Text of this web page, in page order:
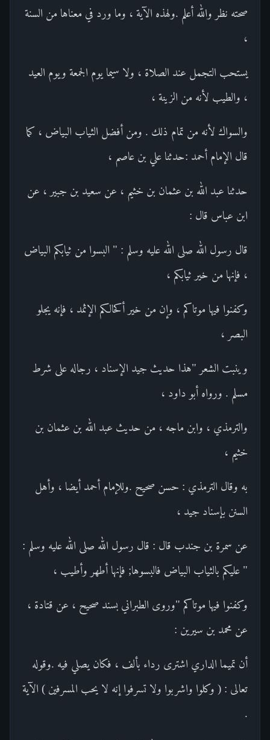
صحته نظر والله أعلم .ولهذه الآية ، وما ورد في معناها من السنة
،
يستحب التجمل عند الصلاة ، ولا سيما يوم الجمعة ويوم العيد
، والطيب لأنه من الزينة ،
والسواك لأنه من تمام ذلك . ومن أفضل الثياب البياض ، كما
قال الإمام أحمد :حدثنا علي بن عاصم ،
حدثنا عبد الله بن عثمان بن خثيم ، عن سعيد بن جبير ، عن
ابن عباس قال :
قال رسول الله صلى الله عليه وسلم : " البسوا من ثيابكم البياض
، فإنها من خير ثيابكم ،
وكفنوا فيها موتاكم ، وإن من خير أكحالكم الإثمد ، فإنه يجلو
البصر ،
وينبت الشعر "هذا حديث جيد الإسناد ، رجاله على شرط
مسلم . ورواه أبو داود ،
والترمذي ، وابن ماجه ، من حديث عبد الله بن عثمان بن
خثيم ،
به وقال الترمذي : حسن صحيح .وللإمام أحمد أيضا ، وأهل
السنن بإسناد جيد ،
عن سمرة بن جندب قال : قال رسول الله صلى الله عليه وسلم :
" عليكم بالثياب البياض فالبسوها; فإنها أطهر وأطيب ،
وكفنوا فيها موتاكم "وروى الطبراني بسند صحيح ، عن قتادة ،
عن محمد بن سيرين :
أن تميما الداري اشترى رداء بألف ، فكان يصلي فيه .وقوله
تعالى : ( وكلوا واشربوا ولا تسرفوا إنه لا يحب المسرفين ) الآية
.